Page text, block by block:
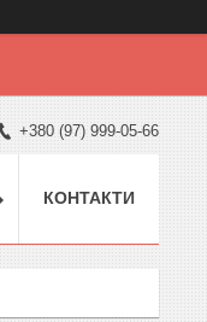
+380 (97) 999-05-66
КОНТАКТИ